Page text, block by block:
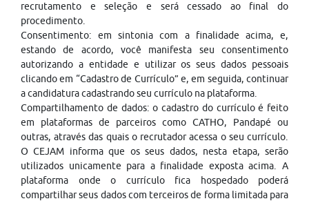
recrutamento e seleção e será cessado ao final do
procedimento.
Consentimento: em sintonia com a finalidade acima, e,
estando de acordo, você manifesta seu consentimento
autorizando a entidade e utilizar os seus dados pessoais
clicando em “Cadastro de Currículo” e, em seguida, continuar
a candidatura cadastrando seu currículo na plataforma.
Compartilhamento de dados: o cadastro do currículo é feito
em plataformas de parceiros como CATHO, Pandapé ou
outras, através das quais o recrutador acessa o seu currículo.
O CEJAM informa que os seus dados, nesta etapa, serão
utilizados unicamente para a finalidade exposta acima. A
plataforma onde o currículo fica hospedado poderá
compartilhar seus dados com terceiros de forma limitada para